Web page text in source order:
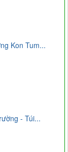
Kon Tum...
- Túi...